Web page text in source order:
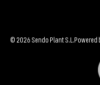
© 2026 Sendo Plant S.L. Powered